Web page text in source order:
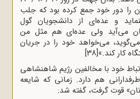
را دور خود جمع کرده بود که جلب
و عده‌ای از دانشجویان گول
می‌آید ولی عده‌ای هم مثل من
می‌خواهد خود را در جریان
کار کند.»[38]
خود با مخالفین رژیم شاهنشاهی
هم دارد. زمانی که شایعه
قوت گرفت، گفته شد: